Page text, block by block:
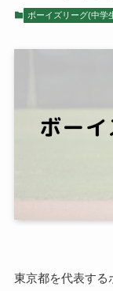
ボーイズリーグ(中学
東京都を代表する